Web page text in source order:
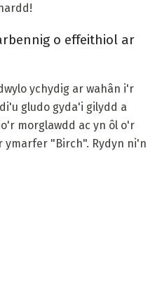
o effeithiol ar
ychydig ar wahân i'r
gludo gyda'i gilydd a
morglawdd ac yn ôl o'r
ymarfer "Birch". Rydyn ni'n